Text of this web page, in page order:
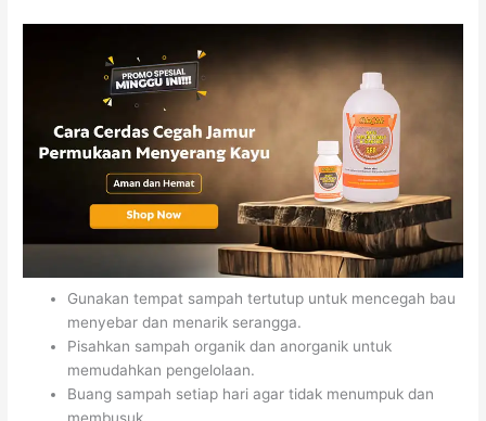
Gunakan tempat sampah tertutup untuk mencegah bau
menyebar dan menarik serangga.
Pisahkan sampah organik dan anorganik untuk
memudahkan pengelolaan.
Buang sampah setiap hari agar tidak menumpuk dan
membusuk.